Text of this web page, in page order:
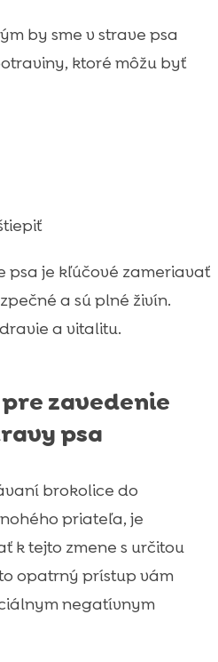
by sme v strave psa
ktoré môžu byť
psa je kľúčové zameriavať
a sú plné živín.
a vitalitu.
zavedenie
psa
brokolice do
priateľa, je
k tejto zmene s určitou
opatrný prístup vám
negatívnym